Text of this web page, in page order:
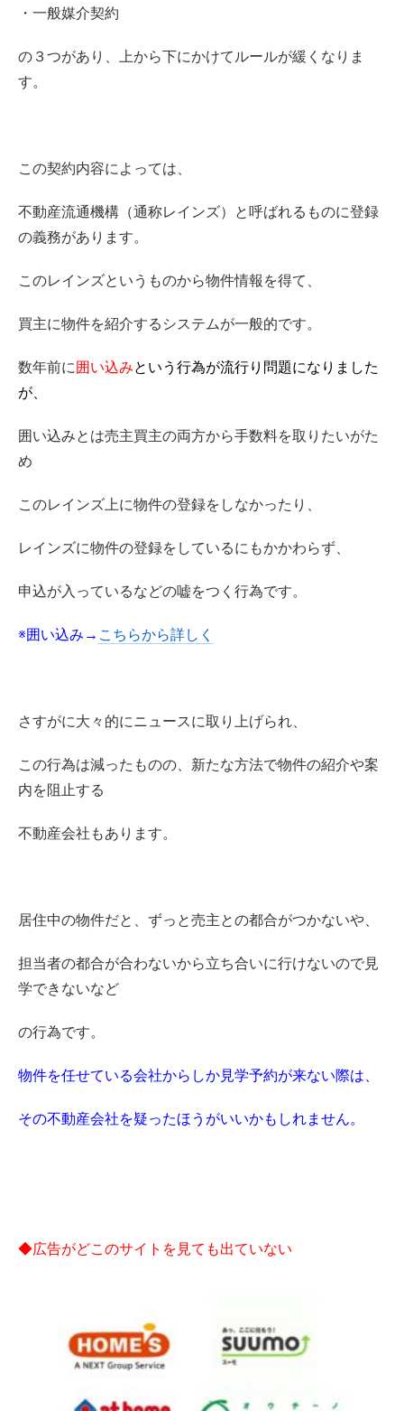
・一般媒介契約
の３つがあり、上から下にかけてルールが緩くなりま
す。
この契約内容によっては、
不動産流通機構（通称レインズ）と呼ばれるものに登録
の義務があります。
このレインズというものから物件情報を得て、
買主に物件を紹介するシステムが一般的です。
数年前に囲い込みという行為が流行り問題になりました
が、
囲い込みとは売主買主の両方から手数料を取りたいがた
め
このレインズ上に物件の登録をしなかったり、
レインズに物件の登録をしているにもかかわらず、
申込が入っているなどの嘘をつく行為です。
※囲い込み→ こちらから詳しく
さすがに大々的にニュースに取り上げられ、
この行為は減ったものの、新たな方法で物件の紹介や案
内を阻止する
不動産会社もあります。
居住中の物件だと、ずっと売主との都合がつかないや、
担当者の都合が合わないから立ち合いに行けないので見
学できないなど
の行為です。
物件を任せている会社からしか見学予約が来ない際は、
その不動産会社を疑ったほうがいいかもしれません。
◆広告がどこのサイトを見ても出ていない